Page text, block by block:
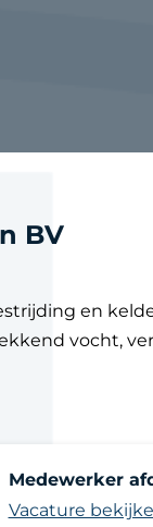
BV
en
vocht,
Medewerker
Vacature